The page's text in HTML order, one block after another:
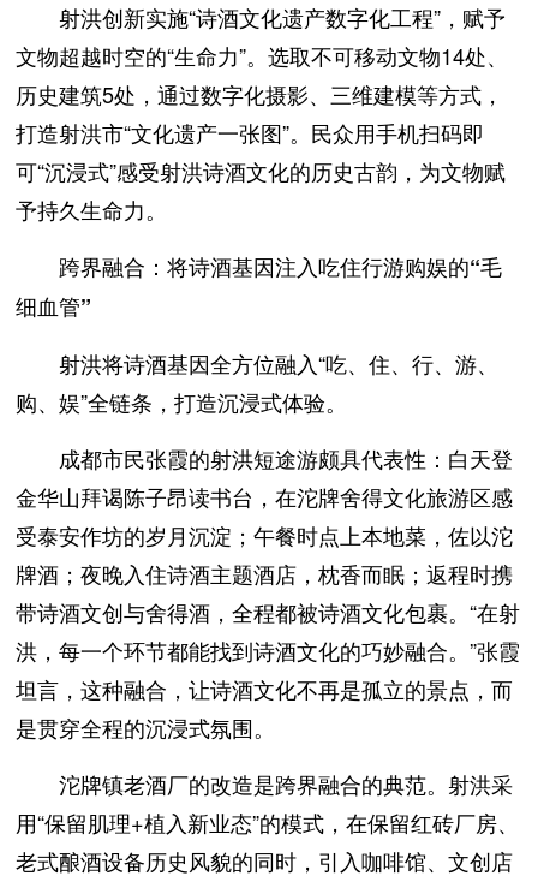
射洪创新实施“诗酒文化遗产数字化工程”，赋予
文物超越时空的“生命力”。选取不可移动文物14处、
历史建筑5处，通过数字化摄影、三维建模等方式，
打造射洪市“文化遗产一张图”。民众用手机扫码即
可“沉浸式”感受射洪诗酒文化的历史古韵，为文物赋
予持久生命力。
跨界融合：将诗酒基因注入吃住行游购娱的“毛
细血管”
射洪将诗酒基因全方位融入“吃、住、行、游、
购、娱”全链条，打造沉浸式体验。
成都市民张霞的射洪短途游颇具代表性：白天登
金华山拜谒陈子昂读书台，在沱牌舍得文化旅游区感
受泰安作坊的岁月沉淀；午餐时点上本地菜，佐以沱
牌酒；夜晚入住诗酒主题酒店，枕香而眠；返程时携
带诗酒文创与舍得酒，全程都被诗酒文化包裹。“在射
洪，每一个环节都能找到诗酒文化的巧妙融合。”张霞
坦言，这种融合，让诗酒文化不再是孤立的景点，而
是贯穿全程的沉浸式氛围。
沱牌镇老酒厂的改造是跨界融合的典范。射洪采
用“保留肌理+植入新业态”的模式，在保留红砖厂房、
老式酿酒设备历史风貌的同时，引入咖啡馆、文创店